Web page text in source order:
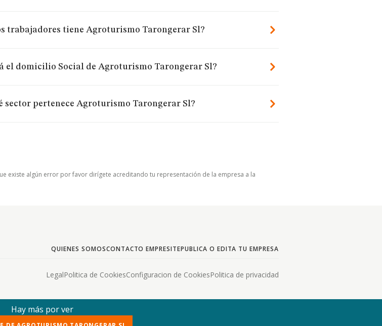
trabajadores tiene Agroturismo Tarongerar Sl?
el domicilio Social de Agroturismo Tarongerar Sl?
sector pertenece Agroturismo Tarongerar Sl?
existe algún error por favor dirígete acreditando tu representación de la empresa a la
QUIENES SOMOSCONTACTO EMPRESITEPUBLICA O EDITA TU EMPRESA
LegalPolitica de CookiesConfiguracion de CookiesPolitica de privacidad
Hay más por ver